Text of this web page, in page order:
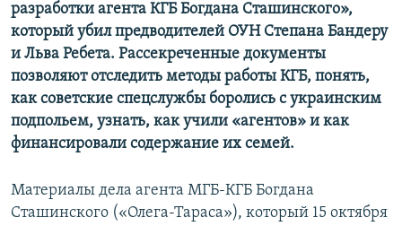
разработки агента КГБ Богдана Сташинского»,
который убил предводителей ОУН Степана Бандеру
и Льва Ребета. Рассекреченные документы
позволяют отследить методы работы КГБ, понять,
как советские спецслужбы боролись с украинским
подпольем, узнать, как учили «агентов» и как
финансировали содержание их семей.
Материалы дела агента МГБ-КГБ Богдана
Сташинского («Олега-Тараса»), который 15 октября